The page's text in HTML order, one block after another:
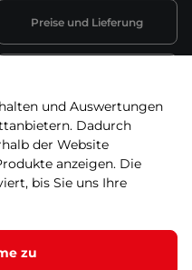
Preise und Lieferung
Batterieentsorgung
Widerruf erklären
und Auswertungen
Dadurch
der Website
anzeigen. Die
bis Sie uns Ihre
zu